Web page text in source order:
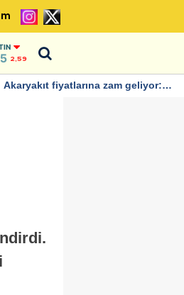
2,59
Akaryakıt fiyatlarına zam geliyor: